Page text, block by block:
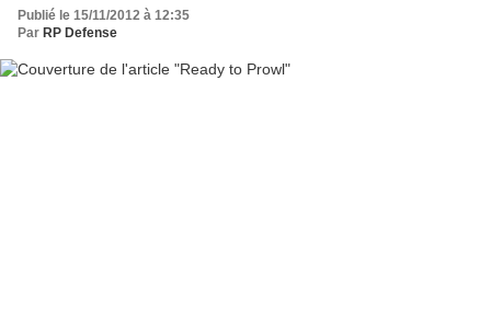
Publié le 15/11/2012 à 12:35
Par RP Defense